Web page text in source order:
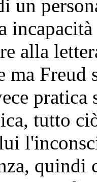
un
alla
ma Freud
tutto
quindi